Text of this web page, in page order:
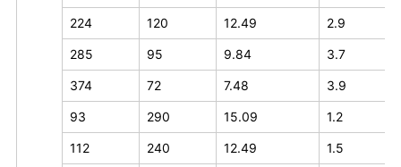
224 120 12.49 2.9
285 95 9.84 3.7
374 72 7.48 3.9
93 290 15.09 1.2
112 240 12.49 1.5